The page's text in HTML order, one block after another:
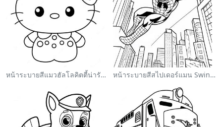
หน้าระบายสีแมวฮัลโลคิตตี้น่ารักพร้อมโบว์ หน้าระบายสีสไปเดอร์แมน Swinging ผ่านเมือง